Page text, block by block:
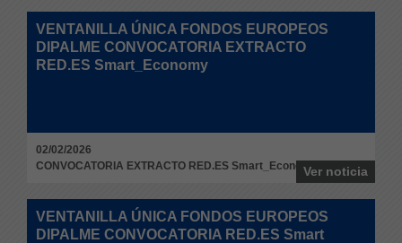
VENTANILLA ÚNICA FONDOS EUROPEOS
DIPALME CONVOCATORIA EXTRACTO
RED.ES Smart_Economy
02/02/2026
CONVOCATORIA EXTRACTO RED.ES Smart_EconomyVer noticia
VENTANILLA ÚNICA FONDOS EUROPEOS
DIPALME CONVOCATORIA RED.ES Smart